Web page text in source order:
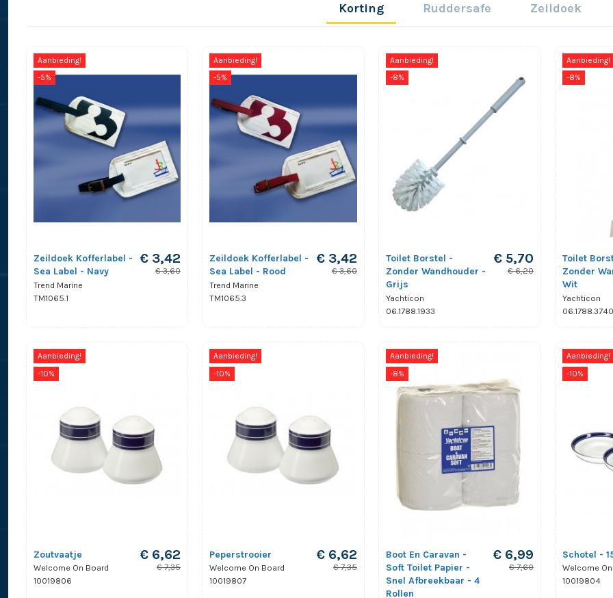
Korting Ruddersafe Zeildoek
Aanbieding!
-5%
Zeildoek Kofferlabel -
Sea Label - Navy
Trend Marine
TM1065.1
€ 3,42
€ 3,60
Aanbieding!
-5%
Zeildoek Kofferlabel -
Sea Label - Rood
Trend Marine
TM1065.3
€ 3,42
€ 3,60
Aanbieding!
-8%
Toilet Borstel -
Zonder Wandhouder -
Grijs
Yachticon
06.1788.1933
€ 5,70
€ 6,20
Aanbieding!
-8%
Toilet
Zonder
Wit
Yachticon
06.1788.3740
Aanbieding!
-10%
Zoutvaatje
Welcome On Board
10019806
€ 6,62
€ 7,35
Aanbieding!
-10%
Peperstrooier
Welcome On Board
10019807
€ 6,62
€ 7,35
Aanbieding!
-8%
Boot En Caravan -
Soft Toilet Papier -
Snel Afbreekbaar - 4
Rollen
€ 6,99
€ 7,60
Aanbieding!
-10%
Schotel -
Welcome
10019804